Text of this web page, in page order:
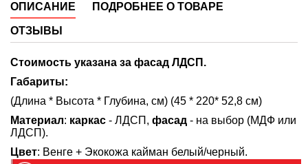
ОПИСАНИЕ
ПОДРОБНЕЕ О ТОВАРЕ
ОТЗЫВЫ
Стоимость указана за фасад ЛДСП.
Габариты:
(Длина * Высота * Глубина, см) (45 * 220* 52,8 см)
Материал: каркас - ЛДСП, фасад - на выбор (МДФ или
ЛДСП).
Цвет: Венге + Экокожа кайман белый/черный.